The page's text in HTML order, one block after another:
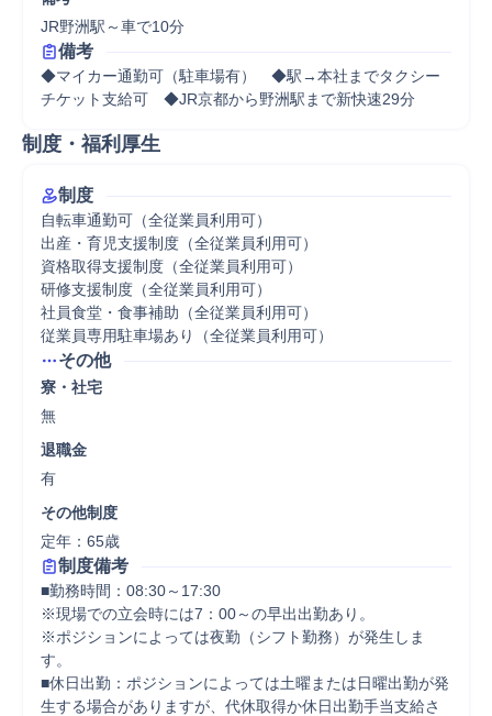
JR野洲駅～車で10分
備考
◆マイカー通勤可（駐車場有）　◆駅→本社までタクシー
チケット支給可　◆JR京都から野洲駅まで新快速29分
制度・福利厚生
制度
自転車通勤可（全従業員利用可）
出産・育児支援制度（全従業員利用可）
資格取得支援制度（全従業員利用可）
研修支援制度（全従業員利用可）
社員食堂・食事補助（全従業員利用可）
従業員専用駐車場あり（全従業員利用可）
その他
寮・社宅
無
退職金
有
その他制度
定年：65歳
制度備考
■勤務時間：08:30～17:30
※現場での立会時には7：00～の早出出勤あり。
※ポジションによっては夜勤（シフト勤務）が発生しま
す。
■休日出勤：ポジションによっては土曜または日曜出勤が発
生する場合がありますが、代休取得か休日出勤手当支給さ